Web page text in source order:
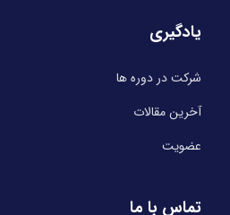
یادگیری
شرکت در دوره ها
آخرین مقالات
عضویت
تماس با ما